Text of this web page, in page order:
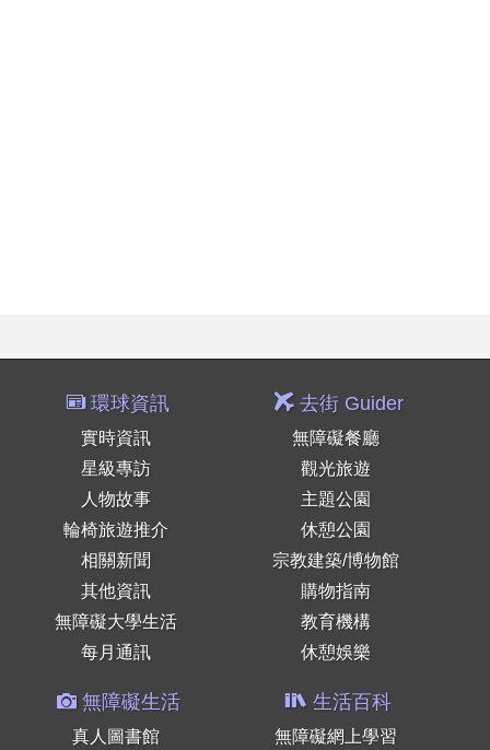
環球資訊
實時資訊
星級專訪
人物故事
輪椅旅遊推介
相關新聞
其他資訊
無障礙大學生活
每月通訊
去街 Guider
無障礙餐廳
觀光旅遊
主題公園
休憩公園
宗教建築/博物館
購物指南
教育機構
休憩娛樂
無障礙生活
真人圖書館
生活百科
無障礙網上學習